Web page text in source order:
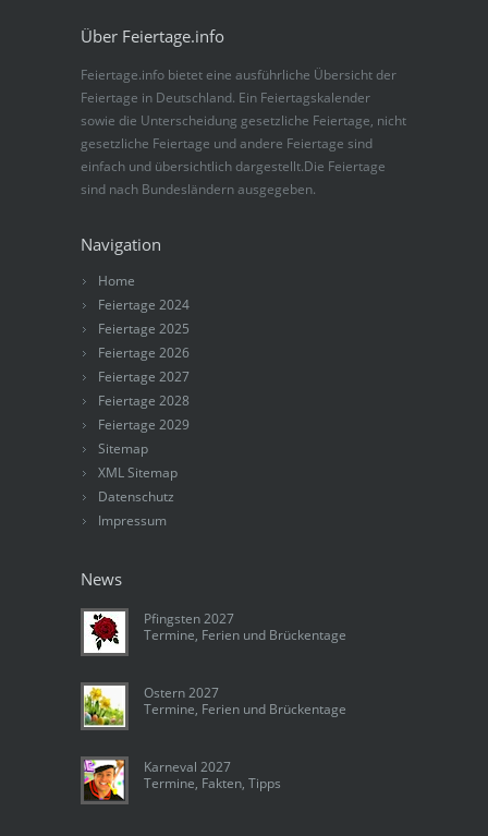
Über Feiertage.info
Feiertage.info bietet eine ausführliche Übersicht der
Feiertage in Deutschland. Ein Feiertagskalender
sowie die Unterscheidung gesetzliche Feiertage, nicht
gesetzliche Feiertage und andere Feiertage sind
einfach und übersichtlich dargestellt.Die Feiertage
sind nach Bundesländern ausgegeben.
Navigation
Home
Feiertage 2024
Feiertage 2025
Feiertage 2026
Feiertage 2027
Feiertage 2028
Feiertage 2029
Sitemap
XML Sitemap
Datenschutz
Impressum
News
Pfingsten 2027
Termine, Ferien und Brückentage
Ostern 2027
Termine, Ferien und Brückentage
Karneval 2027
Termine, Fakten, Tipps